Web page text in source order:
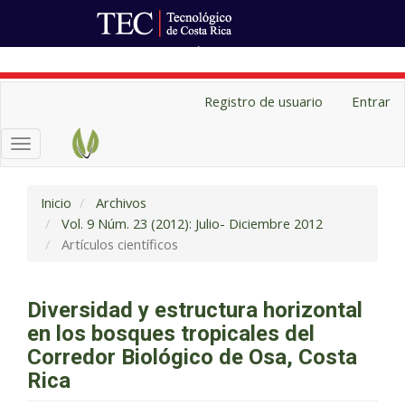
Contenido
principal
lateral
Registro de usuario Entrar
Toggle
navigation
Inicio
Archivos
Vol. 9 Núm. 23 (2012): Julio- Diciembre 2012
Artículos científicos
Diversidad y estructura horizontal
en los bosques tropicales del
Corredor Biológico de Osa, Costa
Rica